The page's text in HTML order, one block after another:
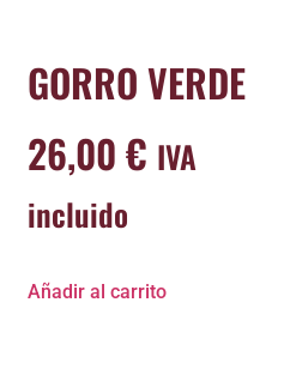
GORRO VERDE
26,00€ IVA
incluido
Añadir al carrito